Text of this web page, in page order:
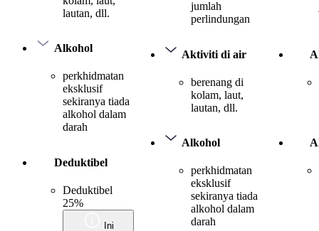
lautan, dll.
Alkohol
perkhidmatan
eksklusif
sekiranya tiada
alkohol dalam
darah
Deduktibel
Deduktibel
25%
Ini
jumlah
perlindungan
Aktiviti di air
berenang di
kolam, laut,
lautan, dll.
Alkohol
perkhidmatan
eksklusif
sekiranya tiada
alkohol dalam
darah